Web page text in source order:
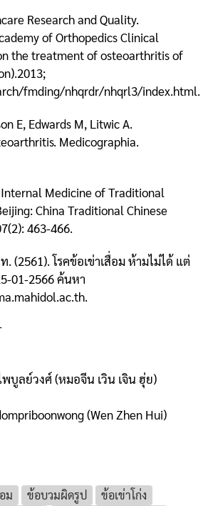
Research and Quality.
of Orthopedics Clinical
the treatment of osteoarthritis of
fmding/nhqrdr/nhqrl3/index.html.
E, Edwards M, Litwic A.
Medicographia.
Medicine of Traditional
China Traditional Chinese
463-466.
. (2561). โรคข้อเข่าเสื่อม ห้ามไม่ได้ แต่
01-2566 ค้นหา
บูลย์วงศ์ (หมอจีน เวิน เจิน ฮุ่ย)
(Wen Zhen Hui)
ม ข้อบวมผิดรูป
ข้อเข่าโก่ง